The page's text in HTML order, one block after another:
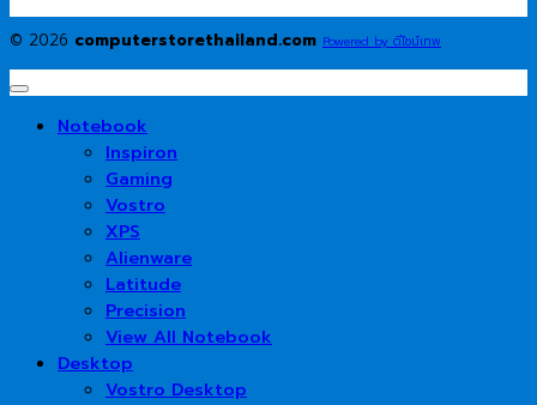
© 2026 computerstorethailand.com Powered by ดีไซน์เทพ
Notebook
Inspiron
Gaming
Vostro
XPS
Alienware
Latitude
Precision
View All Notebook
Desktop
Vostro Desktop